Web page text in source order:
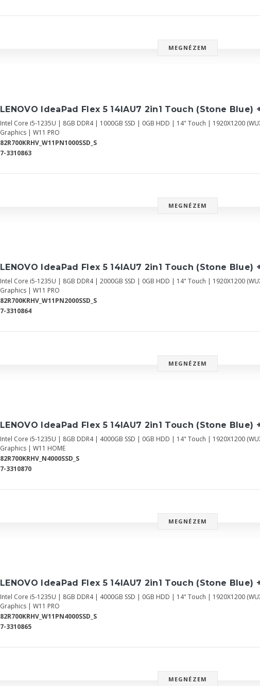
MEGNÉZEM
LENOVO IdeaPad Flex 5 14IAU7 2in1 Touch (Stone Blue)
Intel Core i5-1235U | 8GB DDR4 | 1000GB SSD | 0GB HDD | 14" Touch | 1920X1200
Graphics | W11 PRO
82R700KRHV_W11PN1000SSD_S
7-3310863
MEGNÉZEM
LENOVO IdeaPad Flex 5 14IAU7 2in1 Touch (Stone Blue)
Intel Core i5-1235U | 8GB DDR4 | 2000GB SSD | 0GB HDD | 14" Touch | 1920X1200
Graphics | W11 PRO
82R700KRHV_W11PN2000SSD_S
7-3310864
MEGNÉZEM
LENOVO IdeaPad Flex 5 14IAU7 2in1 Touch (Stone Blue)
Intel Core i5-1235U | 8GB DDR4 | 4000GB SSD | 0GB HDD | 14" Touch | 1920X1200
Graphics | W11 HOME
82R700KRHV_N4000SSD_S
7-3310870
MEGNÉZEM
LENOVO IdeaPad Flex 5 14IAU7 2in1 Touch (Stone Blue)
Intel Core i5-1235U | 8GB DDR4 | 4000GB SSD | 0GB HDD | 14" Touch | 1920X1200
Graphics | W11 PRO
82R700KRHV_W11PN4000SSD_S
7-3310865
MEGNÉZEM